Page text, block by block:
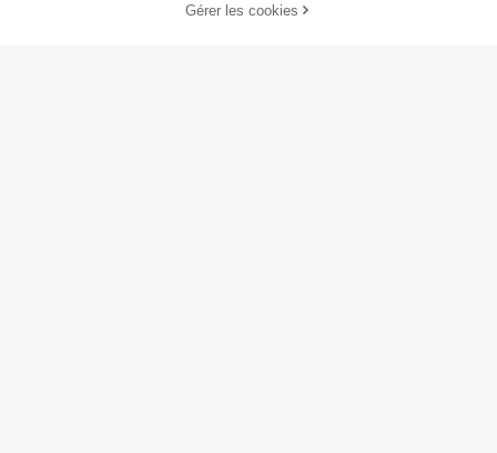
10% DE RÉDUCTION ! AJOUTER AU PANIER
Gérer les cookies